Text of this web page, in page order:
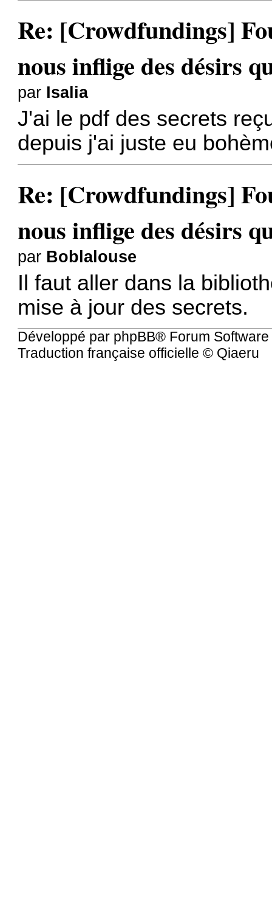
Re: [Crowdfundings]
nous inflige des désirs
par Isalia
J'ai le pdf des secrets
depuis j'ai juste eu
Re: [Crowdfundings]
nous inflige des désirs
par Boblalouse
Il faut aller dans la
mise à jour des secrets.
Développé par phpBB® Forum
Traduction française officielle © Qiaeru